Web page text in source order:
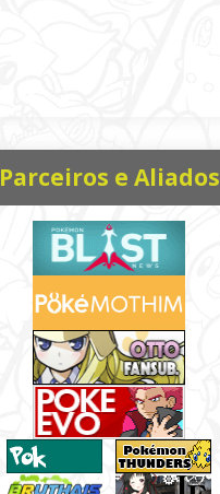
Parceiros e Aliados